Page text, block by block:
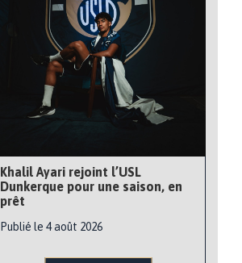
Khalil Ayari rejoint l’USL
Dunkerque pour une saison, en
prêt
Publié le 4 août 2026